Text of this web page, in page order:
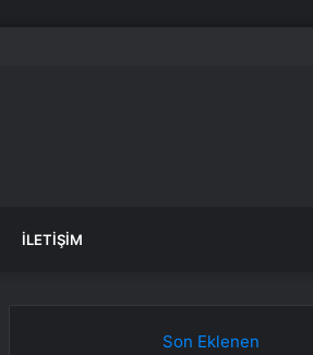
hedefi
İLETIŞIM
Son Eklenen